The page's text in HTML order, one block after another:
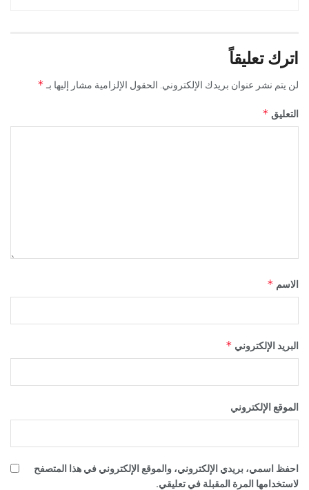
اترك تعليقاً
لن يتم نشر عنوان بريدك الإلكتروني. الحقول الإلزامية مشار إليها بـ *
التعليق *
الاسم *
البريد الإلكتروني *
الموقع الإلكتروني
احفظ اسمي، بريدي الإلكتروني، والموقع الإلكتروني في هذا المتصفح
لاستخدامها المرة المقبلة في تعليقي.